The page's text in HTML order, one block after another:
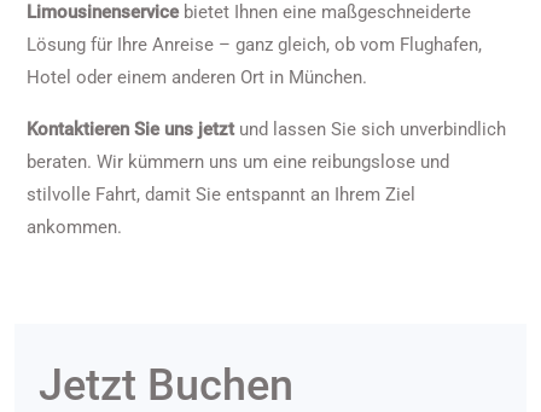
Limousinenservicebietet Ihnen eine maßgeschneiderte
Lösung für Ihre Anreise – ganz gleich, ob vom Flughafen,
Hotel oder einem anderen Ort in München.
Kontaktieren Sie uns jetztund lassen Sie sich unverbindlich
beraten. Wir kümmern uns um eine reibungslose und
stilvolle Fahrt, damit Sie entspannt an Ihrem Ziel
ankommen.
Jetzt Buchen